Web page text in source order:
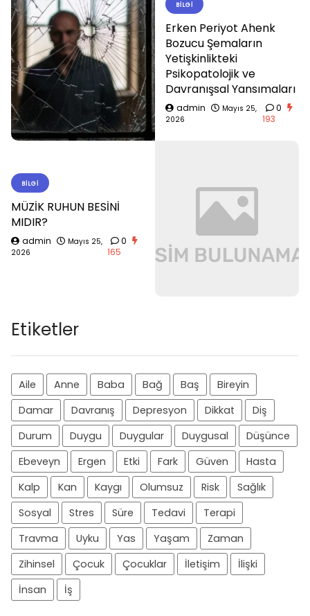
BILGI
Erken Periyot Ahenk
Bozucu Şemaların
Yetişkinlikteki
Psikopatolojik ve
Davranışsal Yansımaları
admin
Mayıs 25,
2026
0
193
BILGI
MÜZİK RUHUN BESİNİ
MIDIR?
admin
Mayıs 25,
2026
0
165
Etiketler
Aile Anne Baba Bağ Baş
Bireyin
Damar
Davranış Depresyon Dikkat
Diş
Durum
Duygu Duygular Duygusal
Düşünce
Ebeveyn
Ergen Etki Fark Güven
Hasta
Kalp
Kan Kaygı Olumsuz Risk
Sağlık
Sosyal
Stres Süre Tedavi
Terapi
Travma
Uyku Yas Yaşam
Zaman
Zihinsel
Çocuk Çocuklar İletişim
İlişki
İnsan
İş